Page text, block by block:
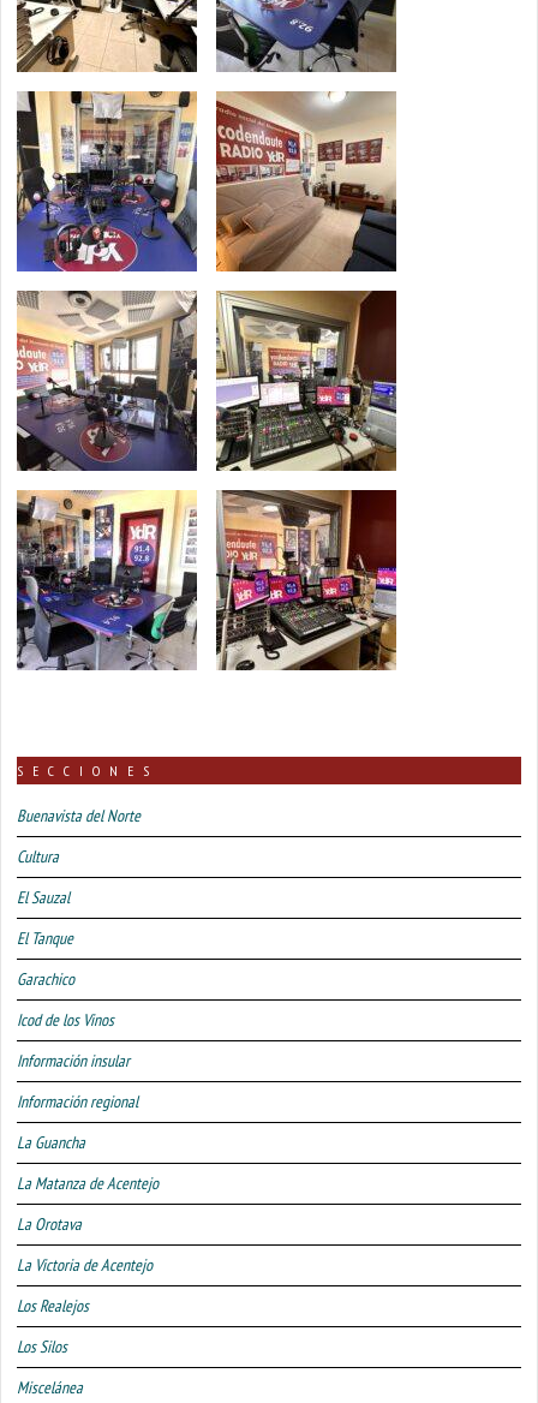
SECCIONES
Buenavista del Norte
Cultura
El Sauzal
El Tanque
Garachico
Icod de los Vinos
Información insular
Información regional
La Guancha
La Matanza de Acentejo
La Orotava
La Victoria de Acentejo
Los Realejos
Los Silos
Miscelánea